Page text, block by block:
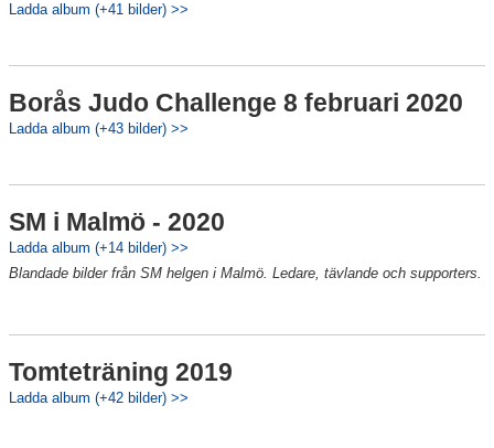
Ladda album (+41 bilder) >>
Borås Judo Challenge 8 februari 2020
Ladda album (+43 bilder) >>
SM i Malmö - 2020
Ladda album (+14 bilder) >>
Blandade bilder från SM helgen i Malmö. Ledare, tävlande och supporters.
Tomteträning 2019
Ladda album (+42 bilder) >>